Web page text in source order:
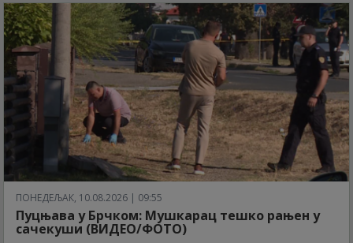
ПОНЕДЕЉАК, 10.08.2026 | 09:55
Пуцњава у Брчком: Мушкарац тешко рањен у
сачекуши (ВИДЕО/ФОТО)